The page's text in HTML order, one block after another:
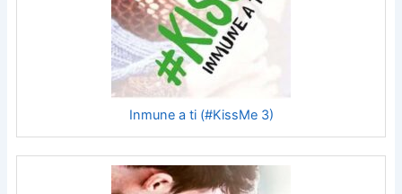
Inmune a ti (#KissMe 3)